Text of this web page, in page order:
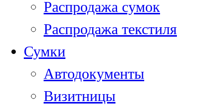
Распродажа сумок
Распродажа текстиля
Сумки
Автодокументы
Визитницы